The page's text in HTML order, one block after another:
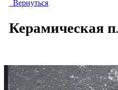
Вернуться
Керамическая